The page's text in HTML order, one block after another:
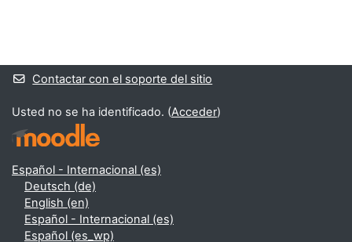
Contactar con el soporte del sitio
Usted no se ha identificado. (Acceder)
Español - Internacional ‎(es)‎
Deutsch ‎(de)‎
English ‎(en)‎
Español - Internacional ‎(es)‎
Español ‎(es_wp)‎